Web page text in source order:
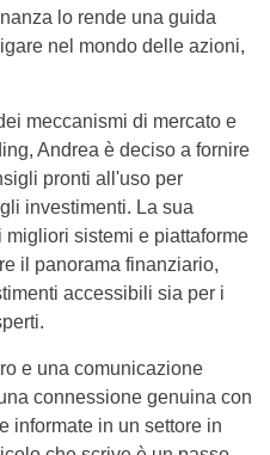
lo rende una guida
nel mondo delle azioni,
meccanismi di mercato e
Andrea è deciso a fornire
pronti all'uso per
investimenti. La sua
sistemi e piattaforme
il panorama finanziario,
accessibili sia per i
e una comunicazione
connessione genuina con
informate in un settore in